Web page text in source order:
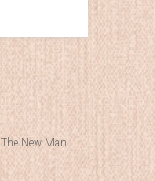
The New Man.